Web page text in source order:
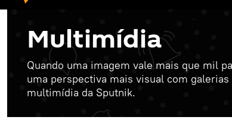
Multimídia
Quando uma imagem vale mais que mil
uma perspectiva mais visual com
multimídia da Sputnik.